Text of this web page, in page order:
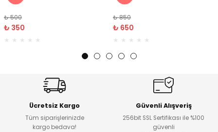
₺ 500
₺ 350
₺ 850
₺ 650
Ücretsiz Kargo
Tüm siparişlerinizde
kargo bedava!
Güvenli Alışveriş
256bit SSL Sertifikası ile %100
güvenli